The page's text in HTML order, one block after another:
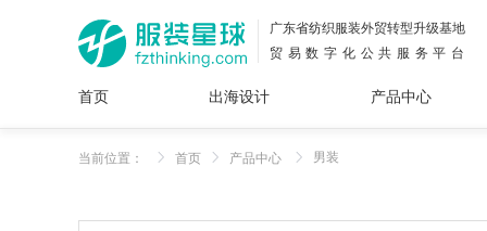
广东省纺织服装外贸转型升级基地
贸易数字化公共服务平台
首页 出海设计 产品中心
当前位置： 首页 产品中心 男装